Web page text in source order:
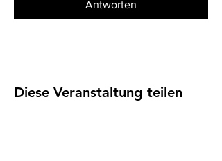
Antworten
Diese Veranstaltung teilen